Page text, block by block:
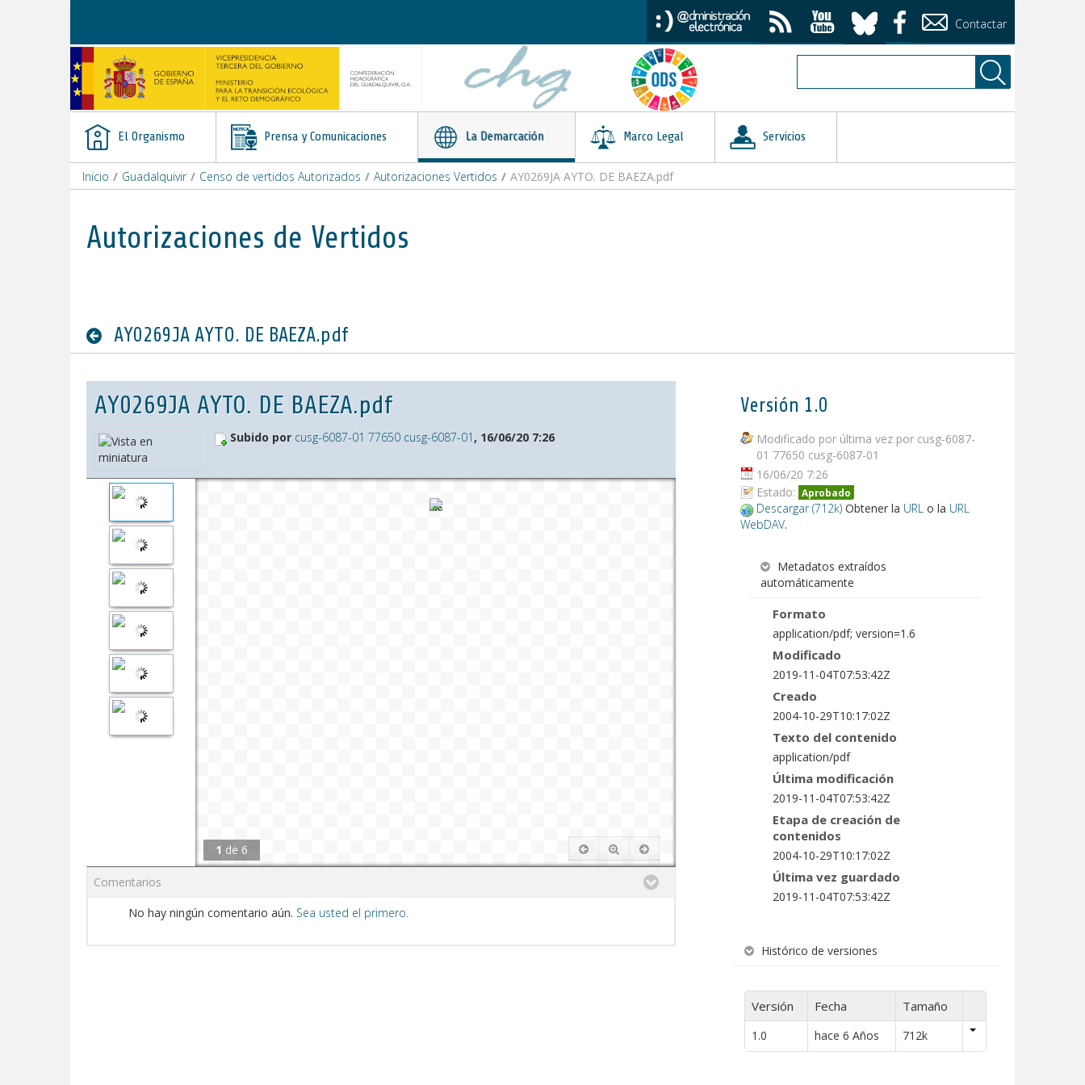
Contactar
El Organismo Prensa y Comunicaciones La Demarcación Marco Legal Servicios
Inicio / Guadalquivir / Censo de vertidos Autorizados / Autorizaciones Vertidos / AY0269JA AYTO. DE BAEZA.pdf
Autorizaciones de Vertidos
AY0269JA AYTO. DE BAEZA.pdf
AY0269JA AYTO. DE BAEZA.pdf
Subido por cusg-6087-01 77650 cusg-6087-01 , 16/06/20 7:26
1 de 6
Comentarios
No hay ningún comentario aún. Sea usted el primero.
Versión 1.0
Modificado por última vez por cusg-6087-
01 77650 cusg-6087-01
16/06/20 7:26
Estado: Aprobado
Descargar (712k) Obtener la URLo la URL
WebDAV.
Metadatos extraídos
automáticamente
Formato
application/pdf; version=1.6
Modificado
2019-11-04T07:53:42Z
Creado
2004-10-29T10:17:02Z
Texto del contenido
application/pdf
Última modificación
2019-11-04T07:53:42Z
Etapa de creación de
contenidos
2004-10-29T10:17:02Z
Última vez guardado
2019-11-04T07:53:42Z
Histórico de versiones
Versión Fecha Tamaño
1.0 hace 6 Años 712k